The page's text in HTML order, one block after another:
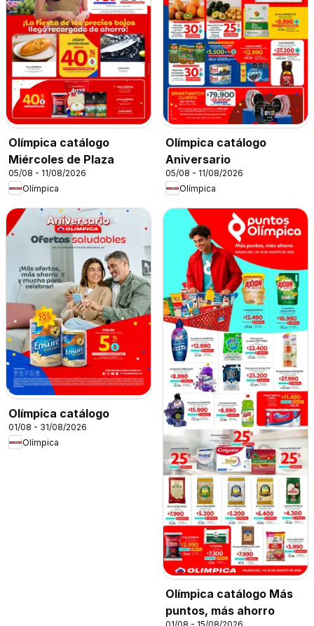
Olímpica catálogo
Miércoles de Plaza
05/08 - 11/08/2026
Olímpica
Olímpica catálogo
Aniversario
05/08 - 11/08/2026
Olímpica
Olímpica catálogo
01/08 - 31/08/2026
Olímpica
Olímpica catálogo Más
puntos, más ahorro